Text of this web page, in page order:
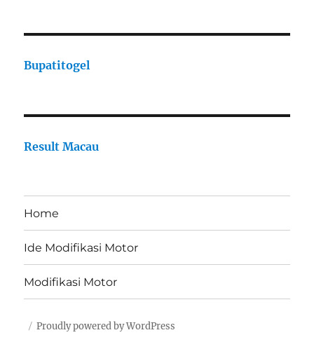
Bupatitogel
Result Macau
Home
Ide Modifikasi Motor
Modifikasi Motor
Proudly powered by WordPress